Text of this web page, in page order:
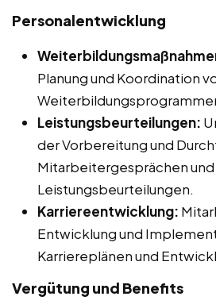
Personalentwicklung
Planung und Koordination
Leistungsbeurteilungen:
der Vorbereitung und
Mitarbeitergesprächen und
Leistungsbeurteilungen.
Karriereentwicklung:
Entwicklung und
Karriereplänen und
Vergütung und Benefits